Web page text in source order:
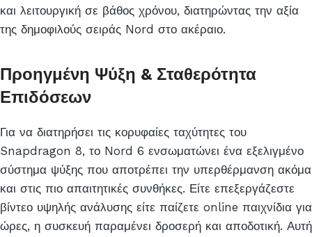
και λειτουργική σε βάθος χρόνου, διατηρώντας την αξία
της δημοφιλούς σειράς Nord στο ακέραιο.
Προηγμένη Ψύξη & Σταθερότητα
Επιδόσεων
Για να διατηρήσει τις κορυφαίες ταχύτητες του
Snapdragon 8, το Nord 6 ενσωματώνει ένα εξελιγμένο
σύστημα ψύξης που αποτρέπει την υπερθέρμανση ακόμα
και στις πιο απαιτητικές συνθήκες. Είτε επεξεργάζεστε
βίντεο υψηλής ανάλυσης είτε παίζετε online παιχνίδια για
ώρες, η συσκευή παραμένει δροσερή και αποδοτική. Αυτή